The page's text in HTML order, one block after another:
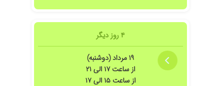
• وسواس، افسردگی و مشکلات خلقی
• بیش فعالی و نقص توجه (ADHD)
• مشکلات یادگیری و افت تحصیلی
• پرخاشگری، نافرمانی و کنترل خشم
• تقویت اعتمادبه نفس و مهارت های اجتماعی
• آموزش جرئت ورزی و خودابرازی
۴ روز دیگر
۱۹ مرداد (دوشنبه)
از ساعت ۱۷ الی ۲۱
از ساعت ۱۵ الی ۱۷